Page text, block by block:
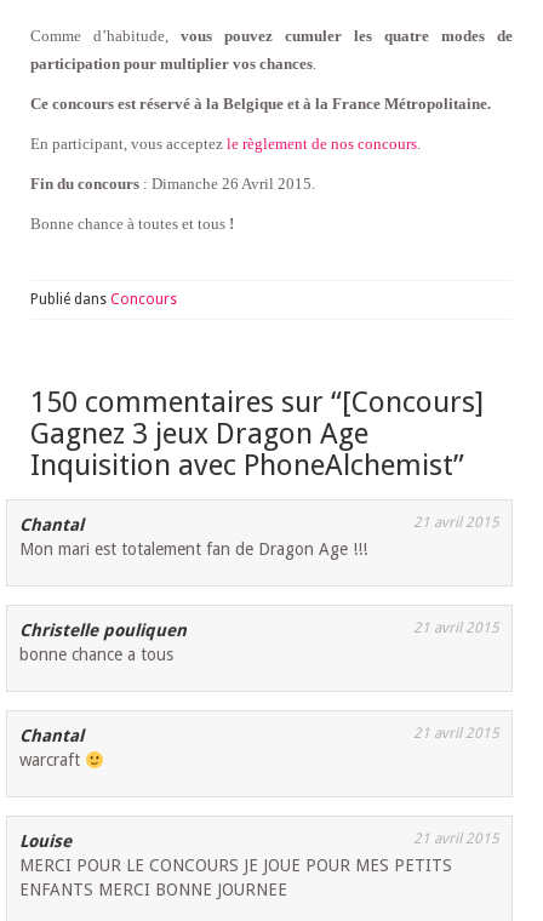
Comme d’habitude, vous pouvez cumuler les quatre modes de
participation pour multiplier vos chances.
Ce concours est réservé à la Belgique et à la France Métropolitaine.
En participant, vous acceptez le règlement de nos concours.
Fin du concours : Dimanche 26 Avril 2015.
Bonne chance à toutes et tous !
Publié dans Concours
150 commentaires sur “[Concours]
Gagnez 3 jeux Dragon Age
Inquisition avec PhoneAlchemist”
Chantal 21 avril 2015
Mon mari est totalement fan de Dragon Age !!!
Christelle pouliquen 21 avril 2015
bonne chance a tous
Chantal 21 avril 2015
warcraft
Louise 21 avril 2015
MERCI POUR LE CONCOURS JE JOUE POUR MES PETITS
ENFANTS MERCI BONNE JOURNEE